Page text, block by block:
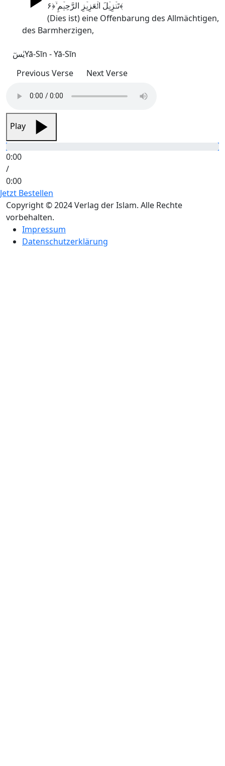
تَنۡزِیۡلَ الۡعَزِیۡزِ الرَّحِیۡمِ ۙ﴿۶﴾
(Dies ist) eine Offenbarung des Allmächtigen,
des Barmherzigen,
یٰسٓYā-Sīn - Yā-Sīn
Previous Verse
Next Verse
Play
0:00
/
0:00
Jetzt Bestellen
Copyright © 2024 Verlag der Islam. Alle Rechte
vorbehalten.
Impressum
Datenschutzerklärung